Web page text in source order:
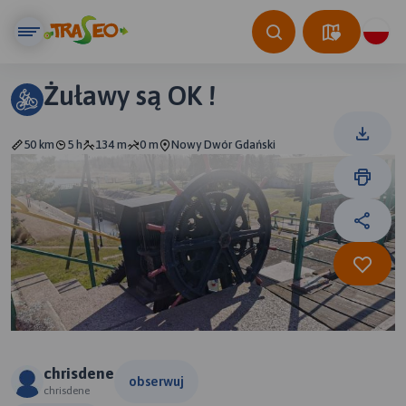
Żuławy są OK !
50 km 5 h 134 m 0 m Nowy Dwór Gdański
chrisdene
chrisdene
obserwuj